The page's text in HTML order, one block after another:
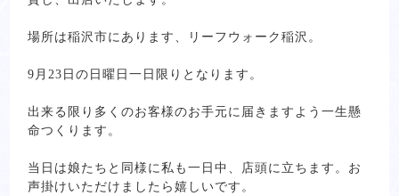
場所は稲沢市にあります、リーフウォーク稲沢。
9月23日の日曜日一日限りとなります。
出来る限り多くのお客様のお手元に届きますよう一生懸
命つくります。
当日は娘たちと同様に私も一日中、店頭に立ちます。お
声掛けいただけましたら嬉しいです。